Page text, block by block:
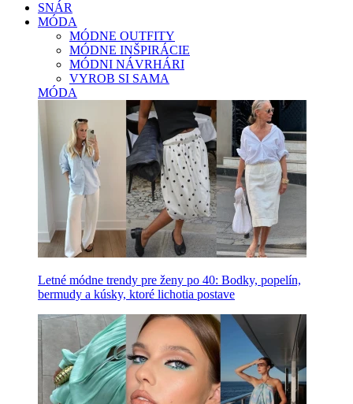
SNÁR
MÓDA
MÓDNE OUTFITY
MÓDNE INŠPIRÁCIE
MÓDNI NÁVRHÁRI
VYROB SI SAMA
MÓDA
Letné módne trendy pre ženy po 40: Bodky, popelín,
bermudy a kúsky, ktoré lichotia postave